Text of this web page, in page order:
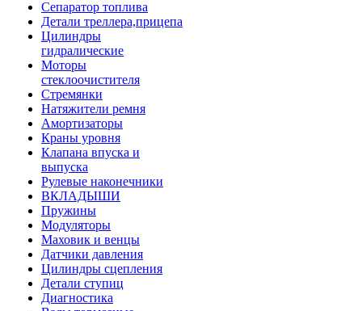
Сепаратор топлива
Детали треллера,прицепа
Цилиндры
гидралические
Моторы
стеклоочистителя
Стремянки
Натяжители ремня
Амортизаторы
Краны уровня
Клапана впуска и
выпуска
Рулевые наконечники
ВКЛАДЫШИ
Пружины
Модуляторы
Маховик и венцы
Датчики давления
Цилиндры сцепления
Детали ступиц
Диагностика